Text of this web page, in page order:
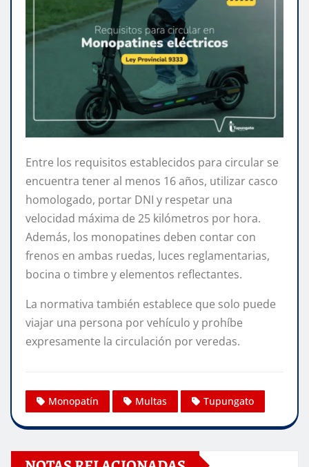
Entre los requisitos establecidos para circular se
encuentra tener al menos 16 años, utilizar casco
homologado, portar DNI y respetar una
velocidad máxima de 25 kilómetros por hora.
Además, los monopatines deben contar con
frenos en ambas ruedas, luces reglamentarias,
bocina o timbre y elementos reflectantes.
La normativa también establece que solo puede
viajar una persona por vehículo y prohíbe
expresamente la circulación por veredas.
Monopatín Multas Tupungato